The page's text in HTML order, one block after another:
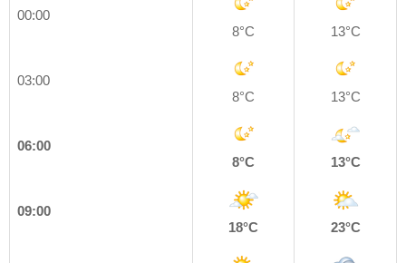
00:00
8°C
13°C
03:00
8°C
13°C
06:00
8°C
13°C
09:00
18°C
23°C